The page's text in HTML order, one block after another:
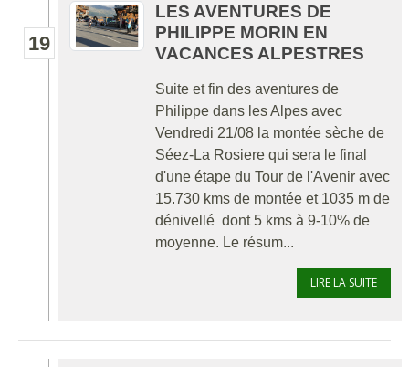
19
LES AVENTURES DE
PHILIPPE MORIN EN
VACANCES ALPESTRES
Suite et fin des aventures de
Philippe dans les Alpes avec
Vendredi 21/08 la montée sèche de
Séez-La Rosiere qui sera le final
d'une étape du Tour de l'Avenir avec
15.730 kms de montée et 1035 m de
dénivellé dont 5 kms à 9-10% de
moyenne. Le résum...
LIRE LA SUITE